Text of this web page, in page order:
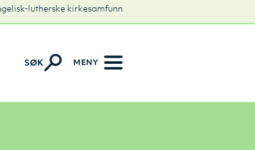
lutherske kirkesamfunn
SØK MENY